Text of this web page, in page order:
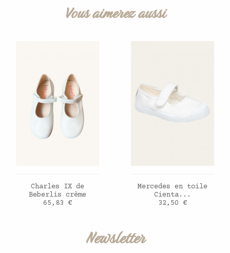
Vous aimerez aussi
AJOUTER AU PANIER
Charles IX de
Beberlis crème
Prix
65,83 €
AJOUTER AU PANIER
Mercedes en toile
Cienta...
Prix
32,50 €
Newsletter